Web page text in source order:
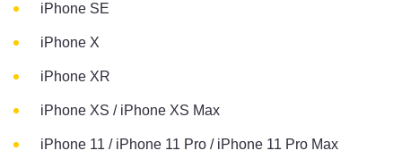
iPhone SE
iPhone X
iPhone XR
iPhone XS / iPhone XS Max
iPhone 11 / iPhone 11 Pro / iPhone 11 Pro Max